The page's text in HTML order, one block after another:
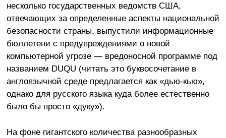
несколько государственных ведомств США,
отвечающих за определенные аспекты национальной
безопасности страны, выпустили информационные
бюллетени с предупреждениями о новой
компьютерной угрозе — вредоносной программе под
названием DUQU (читать это буквосочетание в
англоязычной среде предлагается как «дью-кью»,
однако для русского языка куда более естественно
было бы просто «дуку»).
На фоне гигантского количества разнообразных